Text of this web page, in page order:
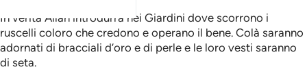
In verità Allah introdurrà nei Giardini dove scorrono i
ruscelli coloro che credono e operano il bene. Colà saranno
adornati di bracciali d’oro e di perle e le loro vesti saranno
di seta.